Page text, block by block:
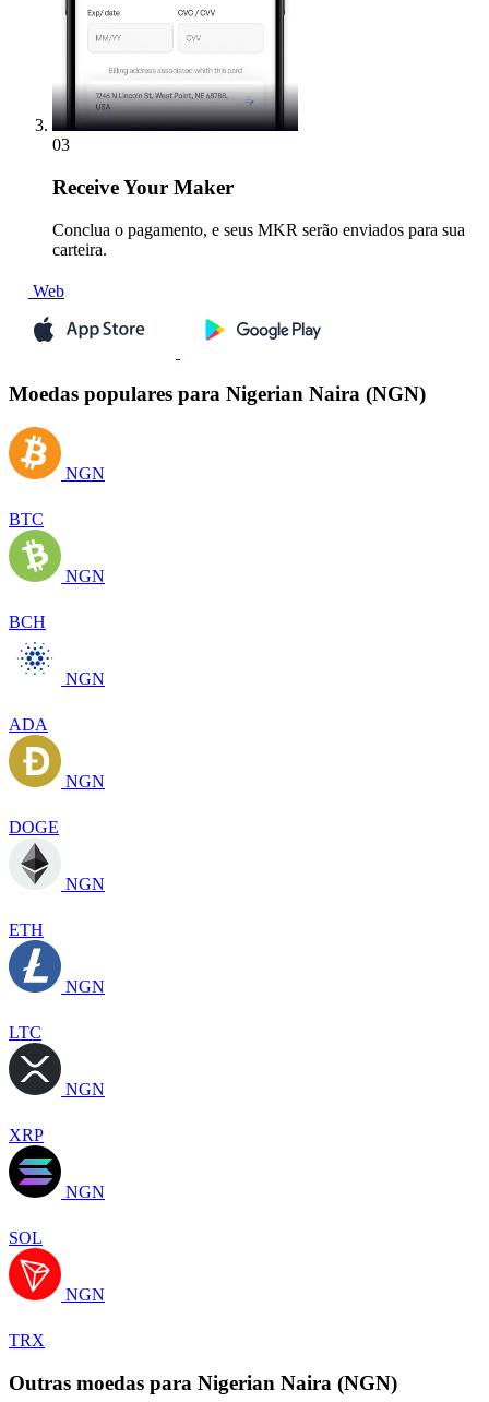
03
ReceiveYour Maker
Conclua o pagamento, e seus MKR serão enviados para sua
carteira.
Web
Moedas populares para Nigerian Naira (NGN)
NGN
BTC
NGN
BCH
NGN
ADA
NGN
DOGE
NGN
ETH
NGN
LTC
NGN
XRP
NGN
SOL
NGN
TRX
Outras moedas para Nigerian Naira (NGN)